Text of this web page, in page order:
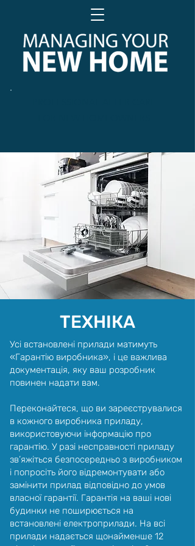
ТЕХНІКА
Усі встановлені прилади матимуть
«Гарантію виробника», і це важлива
документація, яку ваш розробник
повинен надати вам.
Переконайтеся, що ви зареєструвалися
в кожного виробника приладу,
використовуючи інформацію про
гарантію. У разі несправності приладу
зв’яжіться безпосередньо з виробником
і попросіть його відремонтувати або
замінити прилад відповідно до умов
власної гарантії. Гарантія на ваші нові
будинки не поширюється на
встановлені електроприлади. На всі
прилади надається щонайменше 12